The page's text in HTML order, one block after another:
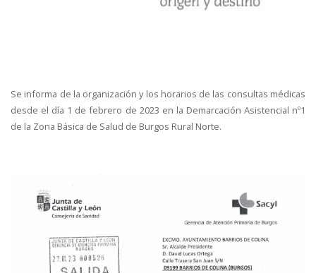
Se informa de la organización y los horarios de las consultas médicas
desde el día 1 de febrero de 2023 en la Demarcación Asistencial nº1
de la Zona Básica de Salud de Burgos Rural Norte.